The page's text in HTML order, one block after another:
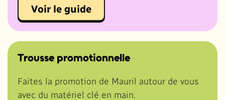
Voir le guide
Trousse promotionnelle
Faites la promotion de Mauril autour de vous
avec du matériel clé en main.